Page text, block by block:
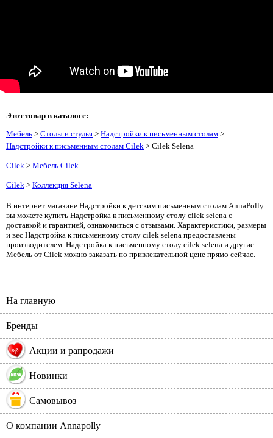
Этот товар в каталоге:
Мебель > Столы и стулья > Надстройки к письменным столам >
Надстройки к письменным столам Cilek > Cilek Selena
Cilek > Мебель Cilek
Cilek > Коллекция Selena
В интернет магазине Надстройки к детским письменным столам AnnaPolly
вы можете купить Надстройка к письменному столу cilek selena с
доставкой и гарантией, ознакомиться с отзывами. Характеристики, размеры
и вес Надстройка к письменному столу cilek selena предоставлены
производителем. Надстройка к письменному столу cilek selena и другие
Мебель от Cilek можно заказать по привлекательной цене прямо сейчас.
На главную
Бренды
% Акции и рапродажи
Новинки
Самовывоз
О компании Annapolly